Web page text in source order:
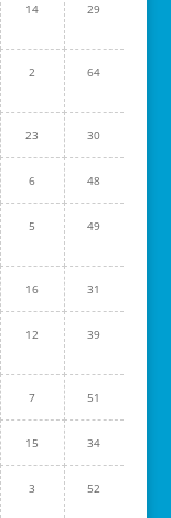
14 29
2 64
23 30
6 48
5 49
16 31
12 39
7 51
15 34
3 52